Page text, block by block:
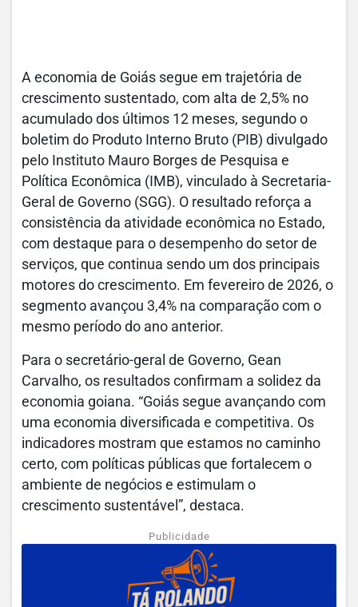
A economia de Goiás segue em trajetória de
crescimento sustentado, com alta de 2,5% no
acumulado dos últimos 12 meses, segundo o
boletim do Produto Interno Bruto (PIB) divulgado
pelo Instituto Mauro Borges de Pesquisa e
Política Econômica (IMB), vinculado à Secretaria-
Geral de Governo (SGG). O resultado reforça a
consistência da atividade econômica no Estado,
com destaque para o desempenho do setor de
serviços, que continua sendo um dos principais
motores do crescimento. Em fevereiro de 2026, o
segmento avançou 3,4% na comparação com o
mesmo período do ano anterior.
Para o secretário-geral de Governo, Gean
Carvalho, os resultados confirmam a solidez da
economia goiana. “Goiás segue avançando com
uma economia diversificada e competitiva. Os
indicadores mostram que estamos no caminho
certo, com políticas públicas que fortalecem o
ambiente de negócios e estimulam o
crescimento sustentável”, destaca.
Publicidade